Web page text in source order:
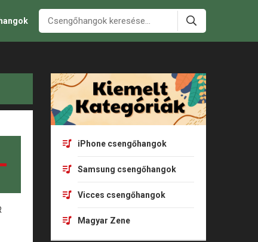
iPhone csengőhangok
Samsung csengőhangok
Vicces csengőhangok
Magyar Zene